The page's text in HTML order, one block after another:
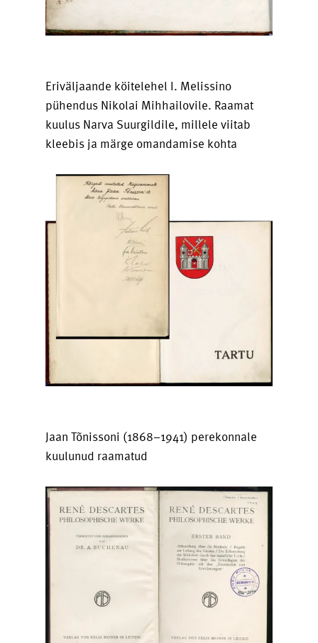
Eriväljaande köitelehel I. Melissino
pühendus Nikolai Mihhailovile. Raamat
kuulus Narva Suurgildile, millele viitab
kleebis ja märge omandamise kohta
Jaan Tõnissoni (1868–1941) perekonnale
kuulunud raamatud